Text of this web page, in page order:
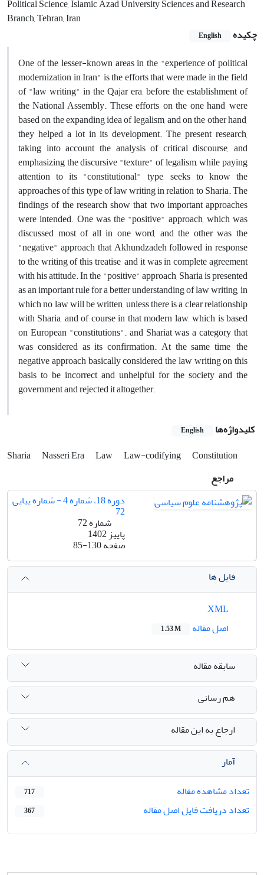
Political Science, Islamic Azad University Sciences and Research
Branch, Tehran, Iran
چکیده
English
One of the lesser-known areas in the "experience of political
modernization in Iran" is the efforts that were made in the field
of "law writing" in the Qajar era, before the establishment of
the National Assembly. These efforts, on the one hand, were
based on the expanding idea of legalism, and on the other hand,
they helped a lot in its development. The present research,
taking into account the analysis of critical discourse, and
emphasizing the discursive "texture" of legalism, while paying
attention to its "constitutional" type, seeks to know the
approaches of this type of law writing in relation to Sharia. The
findings of the research show that two important approaches
were intended. One was the "positive" approach, which was
discussed most of all in one word, and the other was the
"negative" approach that Akhundzadeh followed in response
to the writing of this treatise, and it was in complete agreement
with his attitude. In the "positive" approach, Sharia is presented
as an important rule for a better understanding of law writing, in
which no law will be written, unless there is a clear relationship
with Sharia, and of course in that modern law, which is based
on European "constitutions". and Shariat was a category that
was considered as its confirmation. At the same time, the
negative approach basically considered the law writing on this
basis to be incorrect and unhelpful for the society and the
government and rejected it altogether.
کلیدواژه‌ها English
Sharia Nasseri Era Law Law-codifying
Constitution
مراجع
دوره 18، شماره 4 - شماره پیاپی
72
شماره 72
پاییز 1402
صفحه85-130
فایل ها
اصل مقاله
1.53 M
سابقه مقاله
هم رسانی
ارجاع به این مقاله
آمار
تعداد مشاهده مقاله
717
تعداد دریافت فایل اصل مقاله 367